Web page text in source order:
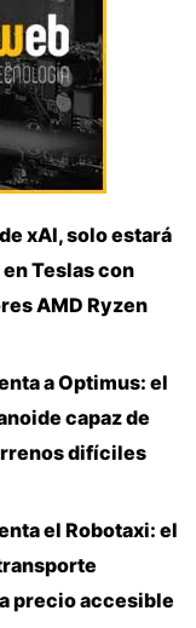
xAI, solo estará
Teslas con
AMD Ryzen
a Optimus: el
capaz de
difíciles
el Robotaxi: el
precio accesible